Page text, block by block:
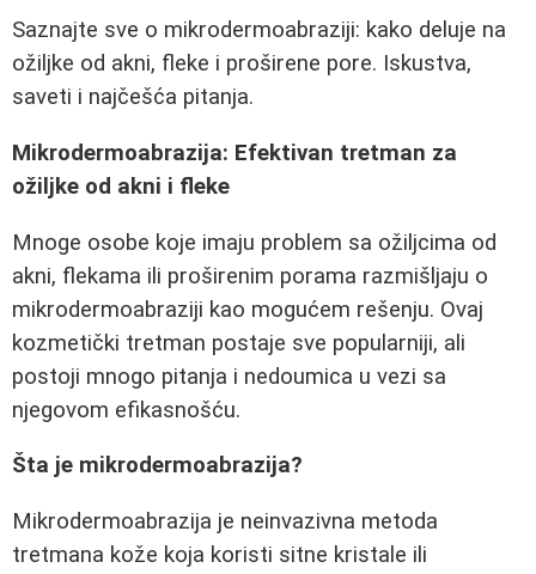
Saznajte sve o mikrodermoabraziji: kako deluje na
ožiljke od akni, fleke i proširene pore. Iskustva,
saveti i najčešća pitanja.
Mikrodermoabrazija: Efektivan tretman za
ožiljke od akni i fleke
Mnoge osobe koje imaju problem sa ožiljcima od
akni, flekama ili proširenim porama razmišljaju o
mikrodermoabraziji kao mogućem rešenju. Ovaj
kozmetički tretman postaje sve popularniji, ali
postoji mnogo pitanja i nedoumica u vezi sa
njegovom efikasnošću.
Šta je mikrodermoabrazija?
Mikrodermoabrazija je neinvazivna metoda
tretmana kože koja koristi sitne kristale ili